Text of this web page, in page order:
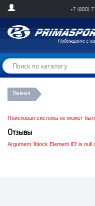
+7 (800)
Главная
Поисковая система не может
Отзывы
Argument 'Iblock Element ID' is null